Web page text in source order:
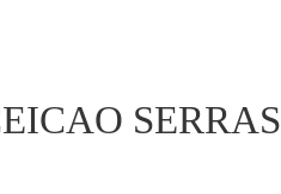
SERRAS